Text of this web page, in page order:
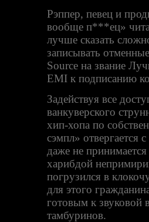
Рэппер, певец и
вообще п***ец»
лучше сказать
записывать
Source на звание
EMI к подписанию
Задействуя все
ванкуверского
хип-хопа по
сэмпл» отвергается
даже не
харибдой
погрузился в
для этого
готовым к звуковой
тамбуринов.